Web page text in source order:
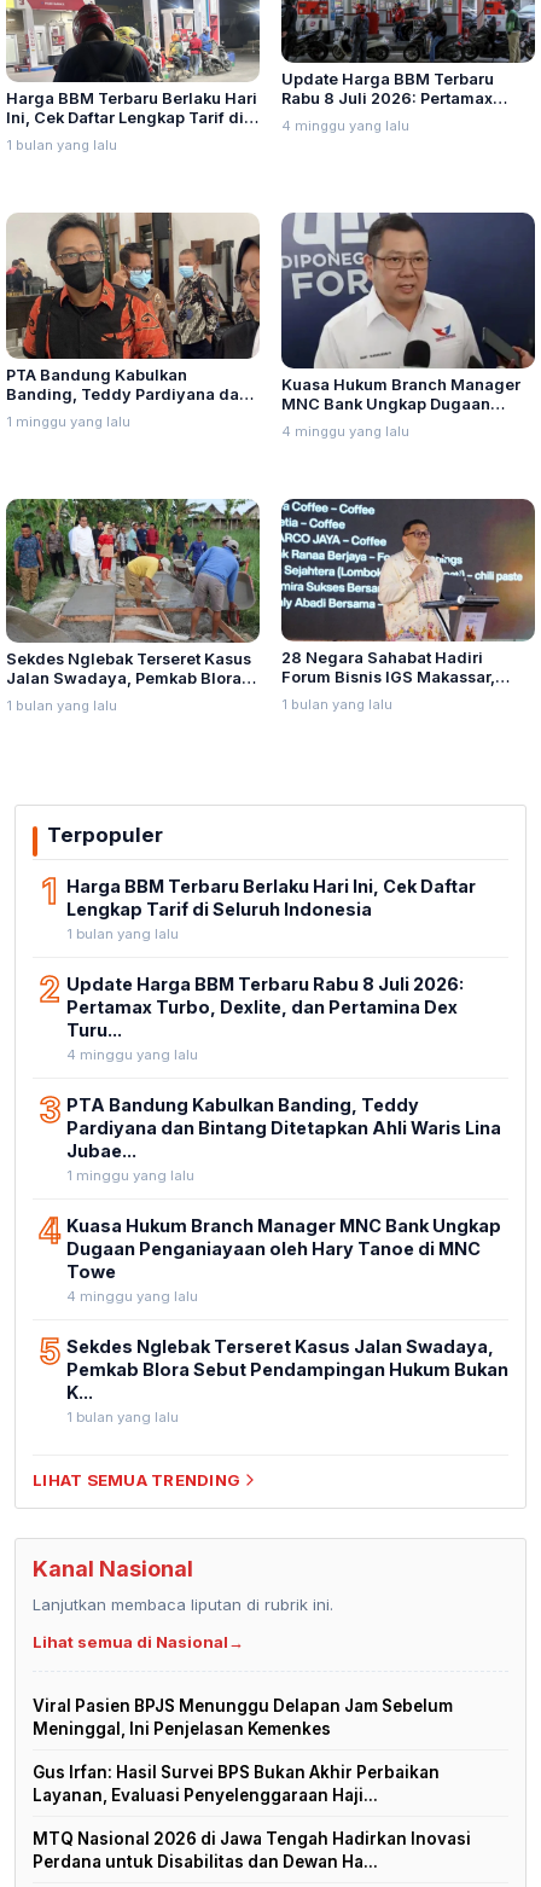
Harga BBM Terbaru Berlaku Hari
Ini, Cek Daftar Lengkap Tarif di
Seluruh Indonesia
1 bulan yang lalu
Update Harga BBM Terbaru
Rabu 8 Juli 2026: Pertamax
Turbo, Dexlite, dan Pertamina
Dex Turun
4 minggu yang lalu
PTA Bandung Kabulkan
Banding, Teddy Pardiyana dan
Bintang Ditetapkan Ahli Waris
Lina Jubaedah
1 minggu yang lalu
Kuasa Hukum Branch Manager
MNC Bank Ungkap Dugaan
Penganiayaan oleh Hary Tanoe
di MNC Towe
4 minggu yang lalu
Sekdes Nglebak Terseret Kasus
Jalan Swadaya, Pemkab Blora
Sebut Pendampingan Hukum
Bukan Kewenangannya
1 bulan yang lalu
28 Negara Sahabat Hadiri
Forum Bisnis IGS Makassar,
Munafri Tawarkan Investasi
Stadion Untia
1 bulan yang lalu
Terpopuler
1 Harga BBM Terbaru Berlaku Hari Ini, Cek Daftar
Lengkap Tarif di Seluruh Indonesia
1 bulan yang lalu
2 Update Harga BBM Terbaru Rabu 8 Juli 2026:
Pertamax Turbo, Dexlite, dan Pertamina Dex
Turu...
4 minggu yang lalu
3 PTA Bandung Kabulkan Banding, Teddy
Pardiyana dan Bintang Ditetapkan Ahli Waris Lina
Jubae...
1 minggu yang lalu
4 Kuasa Hukum Branch Manager MNC Bank Ungkap
Dugaan Penganiayaan oleh Hary Tanoe di MNC
Towe
4 minggu yang lalu
5 Sekdes Nglebak Terseret Kasus Jalan Swadaya,
Pemkab Blora Sebut Pendampingan Hukum Bukan
K...
1 bulan yang lalu
LIHAT SEMUA TRENDING
Kanal Nasional
Lanjutkan membaca liputan di rubrik ini.
Lihat semua di Nasional→
Viral Pasien BPJS Menunggu Delapan Jam Sebelum
Meninggal, Ini Penjelasan Kemenkes
Gus Irfan: Hasil Survei BPS Bukan Akhir Perbaikan
Layanan, Evaluasi Penyelenggaraan Haji...
MTQ Nasional 2026 di Jawa Tengah Hadirkan Inovasi
Perdana untuk Disabilitas dan Dewan Ha...